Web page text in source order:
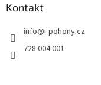
Kontakt
info@i-pohony.cz
728 004 001